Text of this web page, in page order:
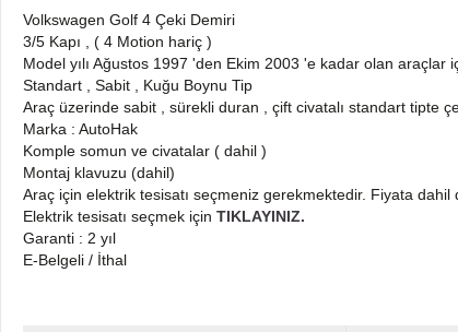
Volkswagen Golf 4 Çeki Demiri
3/5 Kapı , ( 4 Motion hariç )
Model yılı Ağustos 1997 'den Ekim 2003 'e kadar olan araçlar
Standart , Sabit , Kuğu Boynu Tip
Araç üzerinde sabit , sürekli duran , çift civatalı standart tipte
Marka : AutoHak
Komple somun ve civatalar ( dahil )
Montaj klavuzu (dahil)
Araç için elektrik tesisatı seçmeniz gerekmektedir. Fiyata dahil
Elektrik tesisatı seçmek için TIKLAYINIZ.
Garanti : 2 yıl
E-Belgeli / İthal